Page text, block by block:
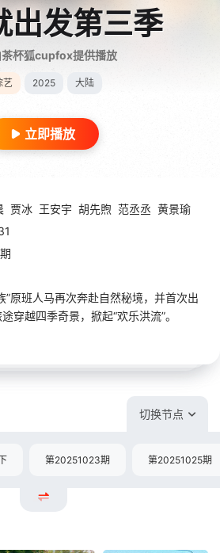
出发第三季
茶杯狐cupfox提供播放
艺 2025 大陆
立即播放
贾冰 王安宇 胡先煦 范丞丞 黄景瑜
”原班人马再次奔赴自然秘境，并首次出
穿越四季奇景，掀起“欢乐洪流”。
切换节点
第20251023期 第20251025期